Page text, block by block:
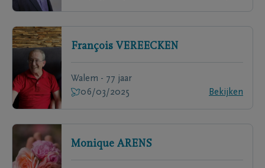
François VEREECKEN
Walem - 77 jaar
06/03/2025
Bekijken
Monique ARENS